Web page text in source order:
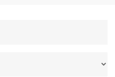
een vergoeding voor uw
in een andere plaats of